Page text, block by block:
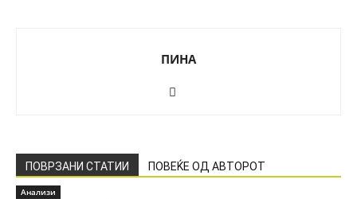
ПИНА
ПОВРЗАНИ СТАТИИ ПОВЕЌЕ ОД АВТОРОТ
Анализи